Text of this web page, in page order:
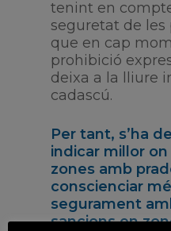
tenint en
seguretat de les
que en cap
prohibició
deixa a la lliure
cadascú.
Per tant, s’ha
indicar millor
zones amb
conscienciar
segurament
sancions en